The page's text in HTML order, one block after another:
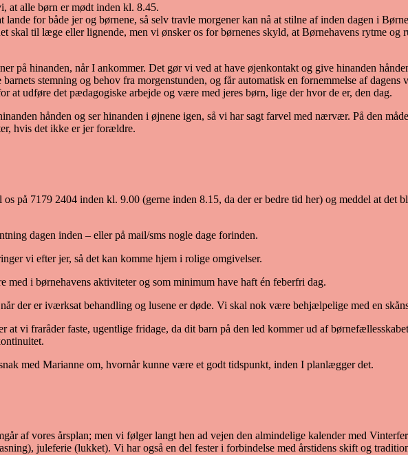
at alle børn er mødt inden kl. 8.45.
for både jer og børnene, så selv travle morgener kan nå at stilne af inden dagen i
skal til læge eller lignende, men vi ønsker os for børnenes skyld, at Børnehavens rytme
på hinanden, når I ankommer. Det gør vi ved at have øjenkontakt og give hinanden
stemning og behov fra morgenstunden, og får automatisk en fornemmelse af
at udføre det pædagogiske arbejde og være med jeres børn, lige der hvor de er, den dag.
hånden og ser hinanden i øjnene igen, så vi har sagt farvel med nærvær. På den
hvis det ikke er jer forældre.
på 7179 2404 inden kl. 9.00 (gerne inden 8.15, da der er bedre tid her) og meddel at
dagen inden – eller på mail/sms nogle dage forinden.
vi efter jer, så det kan komme hjem i rolige omgivelser.
i børnehavens aktiviteter og som minimum have haft én feberfri dag.
der er iværksat behandling og lusene er døde. Vi skal nok være behjælpelige med en
vi fraråder faste, ugentlige fridage, da dit barn på den led kommer ud af
med Marianne om, hvornår kunne være et godt tidspunkt, inden I planlægger det.
af vores årsplan; men vi følger langt hen ad vejen den almindelige kalender med
juleferie (lukket). Vi har også en del fester i forbindelse med årstidens skift og